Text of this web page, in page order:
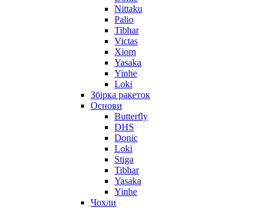
Nittaku
Palio
Tibhar
Victas
Xiom
Yasaka
Yinhe
Loki
Збірка ракеток
Основи
Butterfly
DHS
Donic
Loki
Stiga
Tibhar
Yasaka
Yinhe
Чохли